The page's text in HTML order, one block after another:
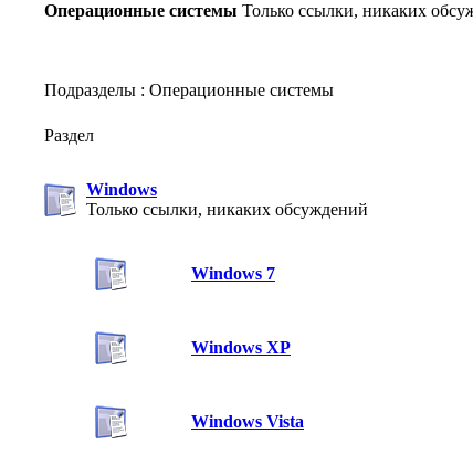
Операционные системы Только ссылки, никаких
Подразделы : Операционные системы
Раздел
Windows
Только ссылки, никаких обсуждений
Windows 7
Windows XP
Windows Vista